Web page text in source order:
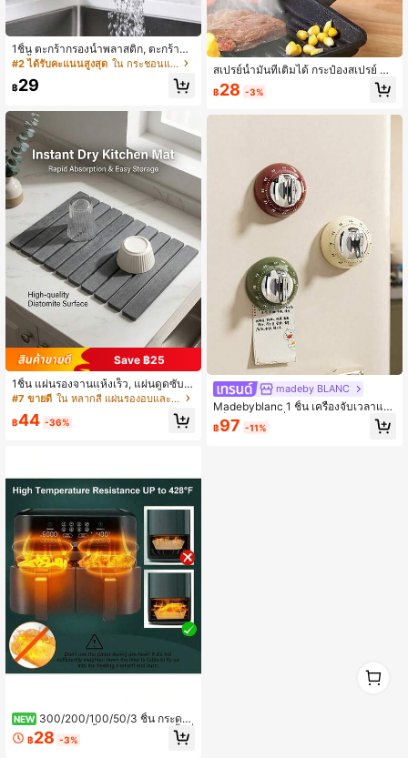
1ชิ้น ตะกร้ากรองน้ำพลาสติก, ตะกร้ากร
องน้ำ, ตะกร้าล้างข้าว, อ่างล้าง, ตะกร้า
กรอง, จานผลไม้มีหูหิ้ว, เครื่องมือกรองใ
นครัวเรือน
#2 ได้รับคะแนนสูงสุด ใน กระชอนและเครื่องปั่นสลัด
฿29
Save ฿25
1ชิ้น แผ่นรองจานแห้งเร็ว, แผ่นดูดซับซิ
ลิกาเจล, แผ่นรองเก็บของบนเคาน์เตอร์
แผ่นรองข้างอ่างล้างจานกันลื่น
#7 ขายดี ใน หลากสี แผ่นรองอบและแผ่นรองอบจาน
฿44 -36%
NEW 300/200/100/50/3 ชิ้น กระดา
ษรองหม้อทอดไร้น้ำมันแบบใช้แล้วทิ้ง สี่
เหลี่ยม อุปกรณ์ครัว กระดาษอบไม่ติด
฿28 -3%
สเปรย์น้ำมันที่เติมได้ กระป๋องสเปรย์ สำ
หรับ ปรุงอาหาร บาร์บีคิว สลัด สวน สีแ
บบสุ่ม, หลายขนาด
฿28 -3%
madeby BLANC
Madebyblanc 1 ชิ้น เครื่องจับเวลาแม่เ
หล็กในครัว, เครื่องจับเวลาแบบกลไก, ไ
ม่ใช้แบตเตอรี่, สีสุ่ม
฿97 -11%